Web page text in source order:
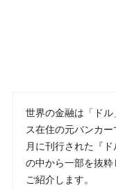
世界の金融は「ド
ス在住の元バンカ
月に刊行された『
の中から一部を抜
ご紹介します。